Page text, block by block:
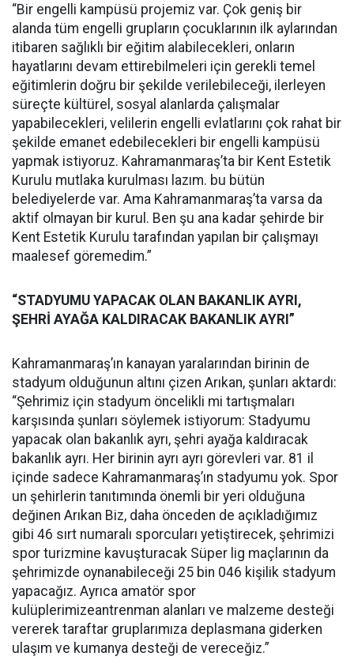
“Bir engelli kampüsü projemiz var. Çok geniş bir
alanda tüm engelli grupların çocuklarının ilk aylarından
itibaren sağlıklı bir eğitim alabilecekleri, onların
hayatlarını devam ettirebilmeleri için gerekli temel
eğitimlerin doğru bir şekilde verilebileceği, ilerleyen
süreçte kültürel, sosyal alanlarda çalışmalar
yapabilecekleri, velilerin engelli evlatlarını çok rahat bir
şekilde emanet edebilecekleri bir engelli kampüsü
yapmak istiyoruz. Kahramanmaraş’ta bir Kent Estetik
Kurulu mutlaka kurulması lazım. bu bütün
belediyelerde var. Ama Kahramanmaraş’ta varsa da
aktif olmayan bir kurul. Ben şu ana kadar şehirde bir
Kent Estetik Kurulu tarafından yapılan bir çalışmayı
maalesef göremedim.”
“STADYUMU YAPACAK OLAN BAKANLIK AYRI,
ŞEHRİ AYAĞA KALDIRACAK BAKANLIK AYRI”
Kahramanmaraş’ın kanayan yaralarından birinin de
stadyum olduğunun altını çizen Arıkan, şunları aktardı:
“Şehrimiz için stadyum öncelikli mi tartışmaları
karşısında şunları söylemek istiyorum: Stadyumu
yapacak olan bakanlık ayrı, şehri ayağa kaldıracak
bakanlık ayrı. Her birinin ayrı ayrı görevleri var. 81 il
içinde sadece Kahramanmaraş’ın stadyumu yok. Spor
un şehirlerin tanıtımında önemli bir yeri olduğuna
değinen Arıkan Biz, daha önceden de açıkladığımız
gibi 46 sırt numaralı sporcuları yetiştirecek, şehrimizi
spor turizmine kavuşturacak Süper lig maçlarının da
şehrimizde oynanabileceği 25 bin 046 kişilik stadyum
yapacağız. Ayrıca amatör spor
kulüplerimizeantrenman alanları ve malzeme desteği
vererek taraftar gruplarımıza deplasmana giderken
ulaşım ve kumanya desteği de vereceğiz.”